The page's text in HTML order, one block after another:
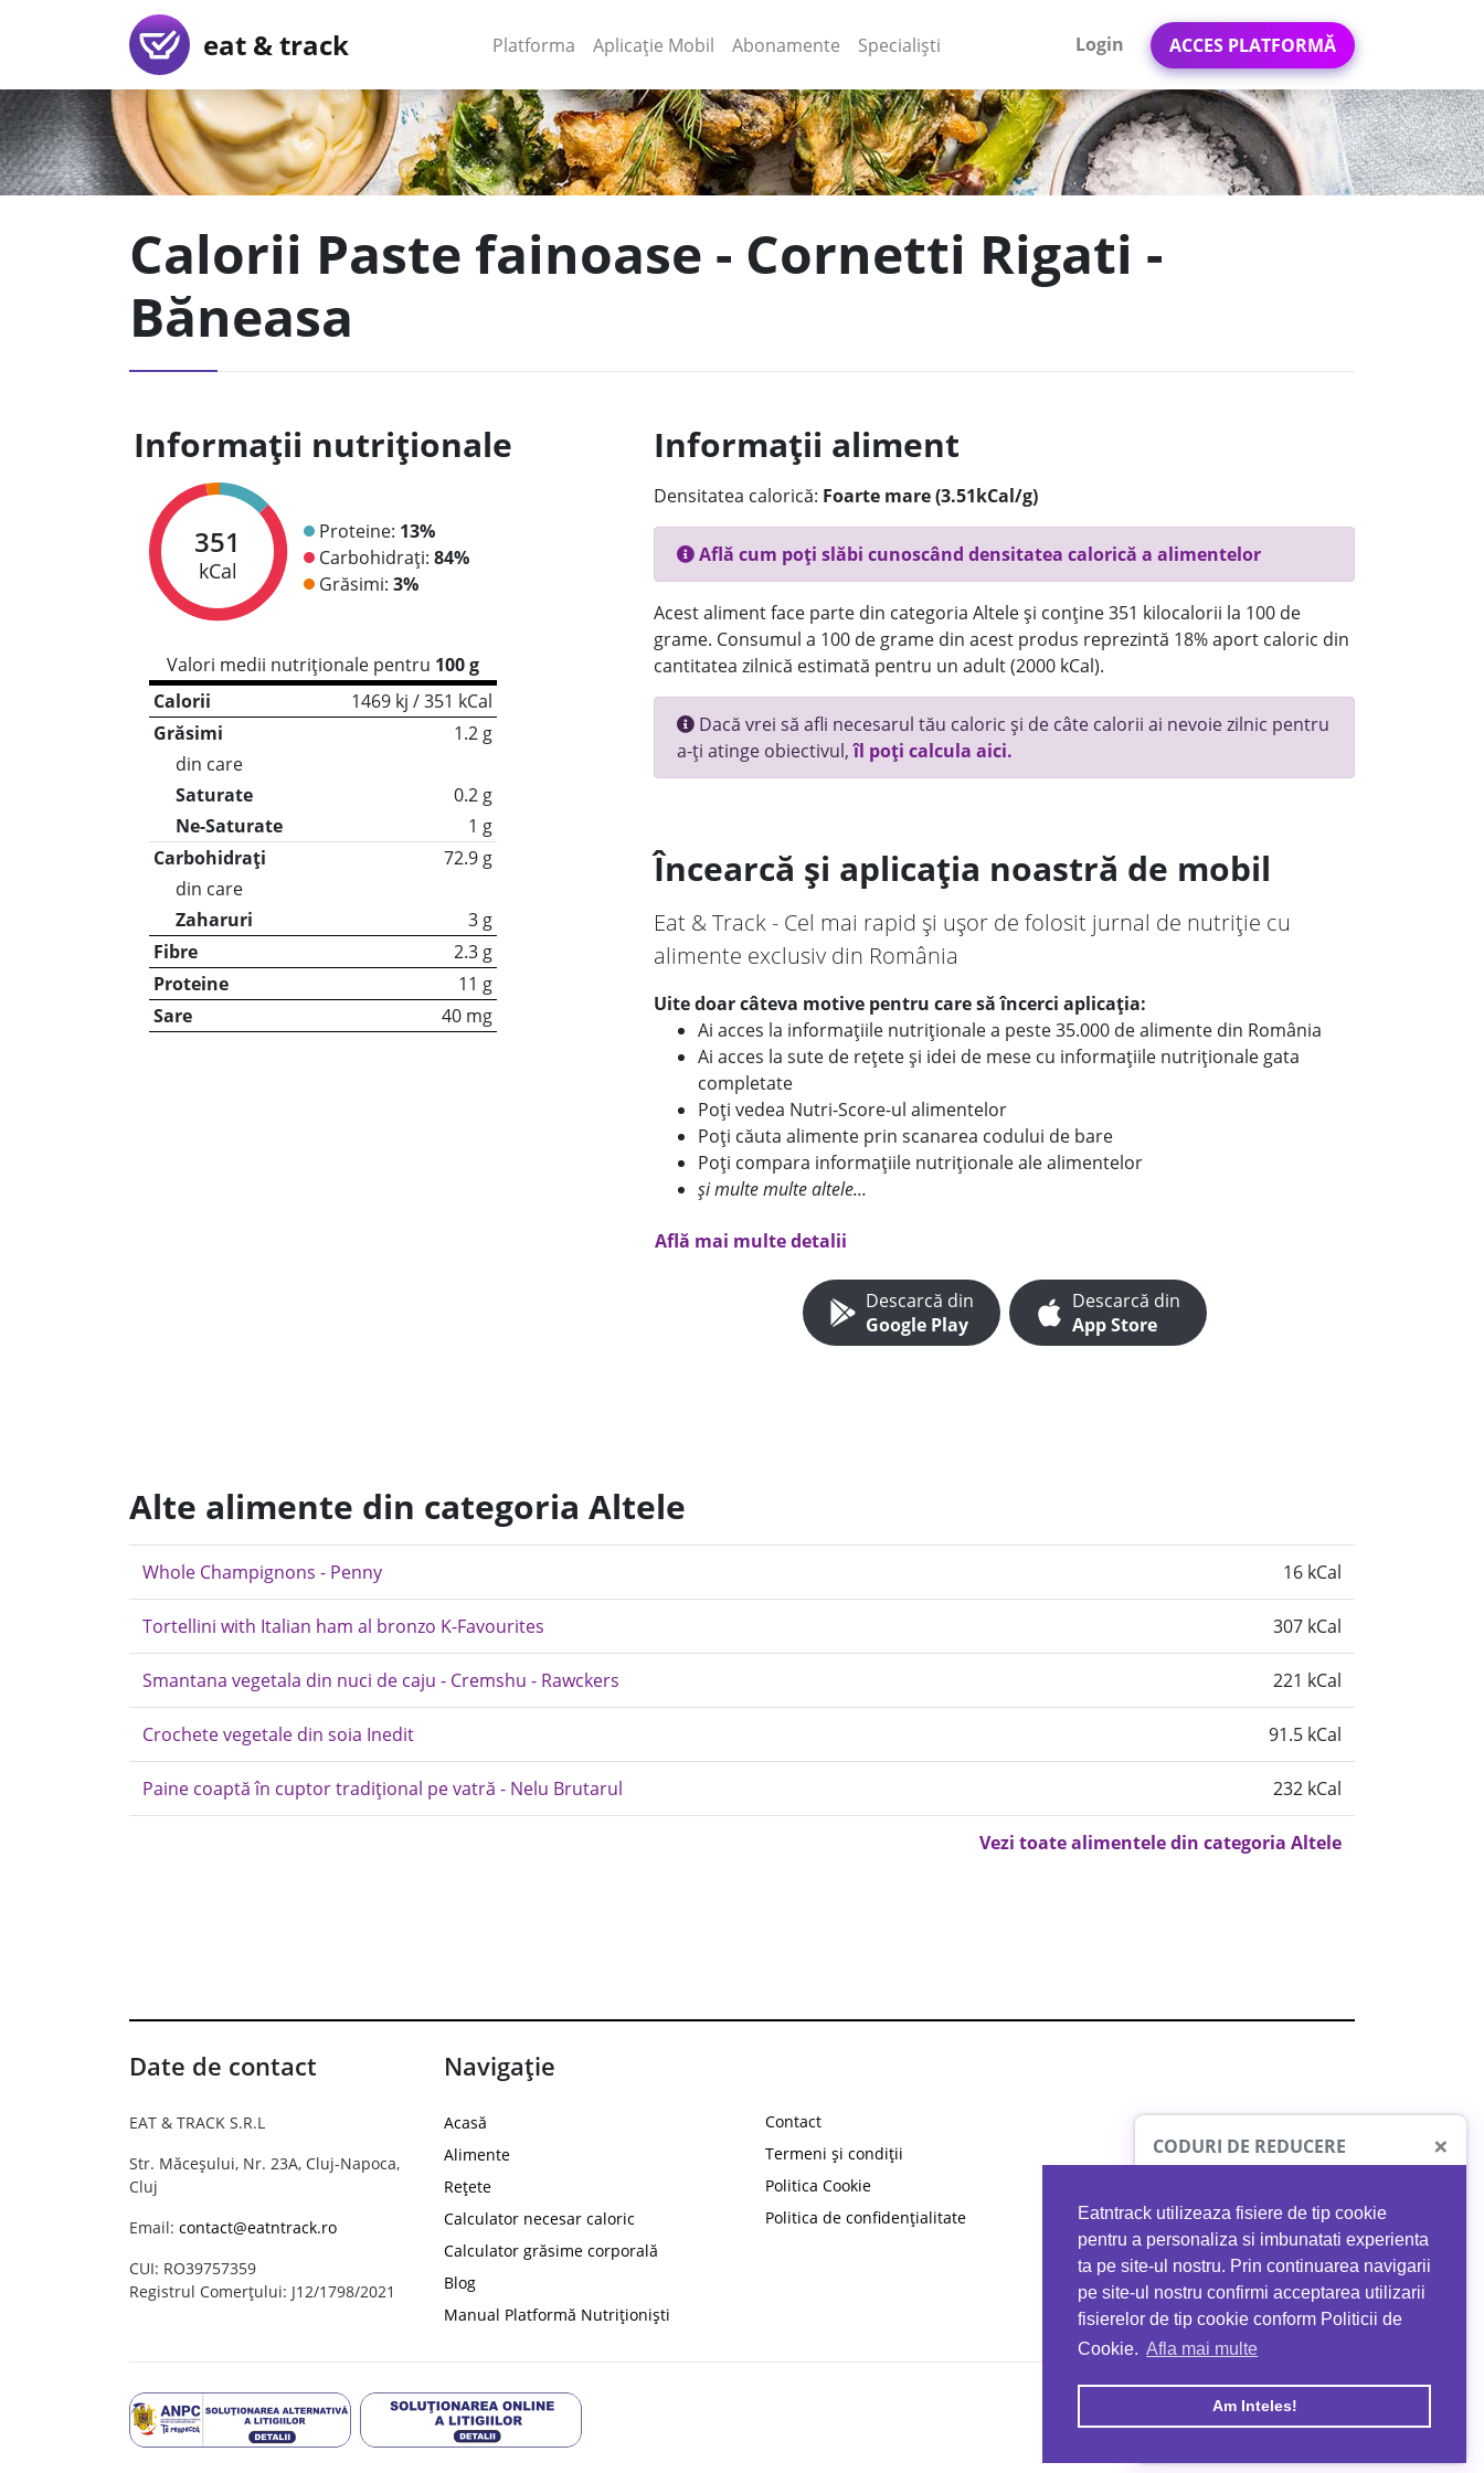
Eatntrack utilizeaza fisiere de tip cookie
pentru a personaliza si imbunatati experienta
ta pe site-ul nostru. Prin continuarea navigarii
pe site-ul nostru confirmi acceptarea utilizarii
fisierelor de tip cookie conform Politicii de
Cookie. Afla mai multe
Am Inteles!
eat & track Platforma (current)
Aplicație Mobil (current)
Abonamente Specialiști Login ACCES PLATFORMĂ
Calorii Paste fainoase - Cornetti Rigati -
Băneasa
Informații nutriționale
351
kCal
Proteine: 13%
Carbohidrați: 84%
Grăsimi: 3%
Valori medii nutriționale pentru 100 g
Calorii
1469 kj / 351 kCal
Grăsimi
1.2 g
din care
Saturate
0.2 g
Ne-Saturate
1 g
Carbohidrați
72.9 g
din care
Zaharuri
3 g
Fibre
2.3 g
Proteine
11 g
Sare
40 mg
Informații aliment
Densitatea calorică: Foarte mare (3.51kCal/g)
Află cum poți slăbi cunoscând densitatea calorică a alimentelor
Acest aliment face parte din categoria Altele și conține 351 kilocalorii la 100 de
grame. Consumul a 100 de grame din acest produs reprezintă 18% aport caloric din
cantitatea zilnică estimată pentru un adult (2000 kCal).
Dacă vrei să afli necesarul tău caloric și de câte calorii ai nevoie zilnic pentru
a-ți atinge obiectivul,îl poți calcula aici.
Încearcă și aplicația noastră de mobil
Eat & Track - Cel mai rapid și ușor de folosit jurnal de nutriție cu
alimente exclusiv din România
Uite doar câteva motive pentru care să încerci aplicația:
Ai acces la informațiile nutriționale a peste 35.000 de alimente din România
Ai acces la sute de rețete și idei de mese cu informațiile nutriționale gata
completate
Poți vedea Nutri-Score-ul alimentelor
Poți căuta alimente prin scanarea codului de bare
Poți compara informațiile nutriționale ale alimentelor
și multe multe altele...
Află mai multe detalii
Descarcă din
Google Play
Descarcă din
App Store
Alte alimente din categoria Altele
Whole Champignons - Penny 16 kCal
Tortellini with Italian ham al bronzo K-Favourites 307 kCal
Smantana vegetala din nuci de caju - Cremshu - Rawckers 221 kCal
Crochete vegetale din soia Inedit 91.5 kCal
Paine coaptă în cuptor tradițional pe vatră - Nelu Brutarul 232 kCal
Vezi toate alimentele din categoria Altele
Date de contact
EAT & TRACK S.R.L
Str. Măceșului, Nr. 23A, Cluj-Napoca,
Cluj
Email: contact@eatntrack.ro
CUI: RO39757359
Registrul Comerțului: J12/1798/2021
Navigație
Acasă
Alimente
Rețete
Calculator necesar caloric
Calculator grăsime corporală
Blog
Manual Platformă Nutriționiști
Contact
Termeni și condiții
Politica Cookie
Politica de confidențialitate
CODURI DE REDUCERE ×
PROTO41
reducere la orice comandă
EATNTRACK
MYPROTEIN
Ai40%reducere la orice comandă
folosind codul EATTRACK